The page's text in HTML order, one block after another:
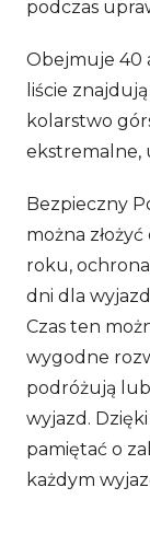
podczas
Obejmuje 40
liście
kolarstwo
ekstremalne,
Bezpieczny
można
roku,
dni dla
Czas ten
wygodne
podróżują
wyjazd.
pamiętać o
każdym